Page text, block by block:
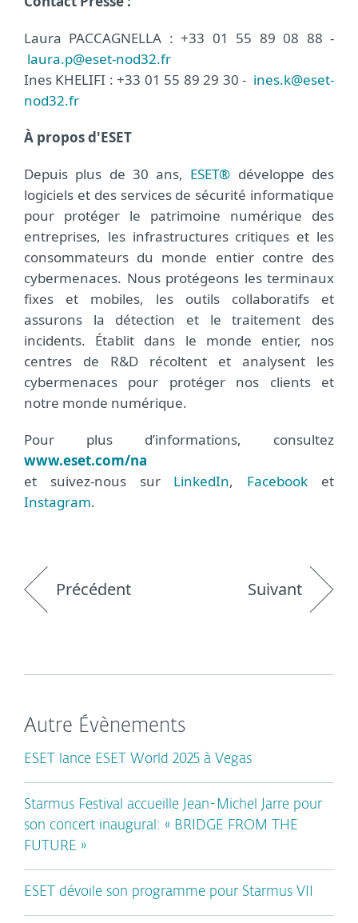
Laura PACCAGNELLA : +33 01 55 89 08 88 -
laura.p@eset-nod32.fr
Ines KHELIFI : +33 01 55 89 29 30 - ines.k@eset-
nod32.fr
À propos d'ESET
Depuis plus de 30 ans, ESET® développe des
logiciels et des services de sécurité informatique
pour protéger le patrimoine numérique des
entreprises, les infrastructures critiques et les
consommateurs du monde entier contre des
cybermenaces. Nous protégeons les terminaux
fixes et mobiles, les outils collaboratifs et
assurons la détection et le traitement des
incidents. Établit dans le monde entier, nos
centres de R&D récoltent et analysent les
cybermenaces pour protéger nos clients et
notre monde numérique.
Pour plus d’informations, consultez
www.eset.com/na
et suivez-nous sur LinkedIn, Facebook et
Instagram.
Précédent Suivant
Autre Évènements
ESET lance ESET World 2025 à Vegas
Starmus Festival accueille Jean-Michel Jarre pour
son concert inaugural: « BRIDGE FROM THE
FUTURE »
ESET dévoile son programme pour Starmus VII